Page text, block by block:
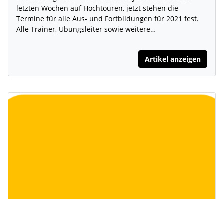
letzten Wochen auf Hochtouren, jetzt stehen die
Termine für alle Aus- und Fortbildungen für 2021 fest.
Alle Trainer, Übungsleiter sowie weitere…
Artikel anzeigen